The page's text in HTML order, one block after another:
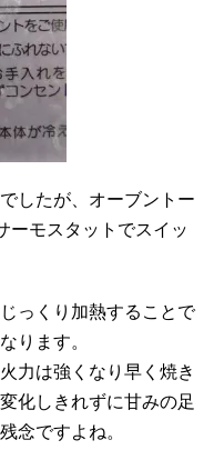
したが、オーブントー
ーモスタットでスイッ
っくり加熱することで
ります。
力は強くなり早く焼き
化しきれずに甘みの足
念ですよね。